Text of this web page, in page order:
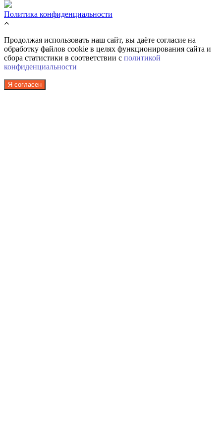
Политика конфиденциальности
Продолжая использовать наш сайт, вы даёте согласие на
обработку файлов cookie в целях функционирования сайта и
сбора статистики в соответствии с политикой
конфиденциальности
Я согласен